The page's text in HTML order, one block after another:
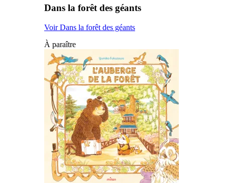
Dans la forêt des géants
Voir Dans la forêt des géants
À paraître